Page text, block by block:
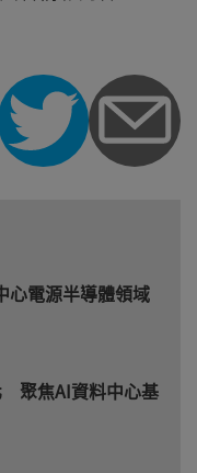
心電源半導體領域
聚焦AI資料中心基